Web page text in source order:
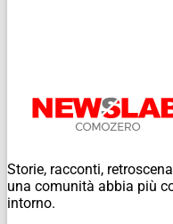
Storie, racconti,
una comunità abbia più
intorno.